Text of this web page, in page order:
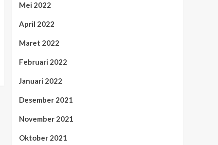
Mei 2022
April 2022
Maret 2022
Februari 2022
Januari 2022
Desember 2021
November 2021
Oktober 2021